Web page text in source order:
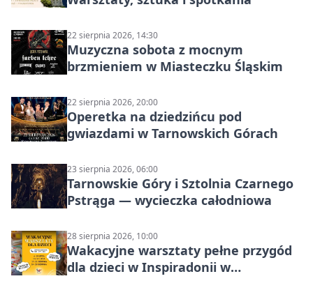
22 sierpnia 2026, 14:30
Muzyczna sobota z mocnym
brzmieniem w Miasteczku Śląskim
22 sierpnia 2026, 20:00
Operetka na dziedzińcu pod
gwiazdami w Tarnowskich Górach
23 sierpnia 2026, 06:00
Tarnowskie Góry i Sztolnia Czarnego
Pstrąga — wycieczka całodniowa
28 sierpnia 2026, 10:00
Wakacyjne warsztaty pełne przygód
dla dzieci w Inspiradonii w